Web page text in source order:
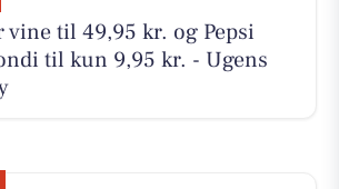
vine til 49,95 kr. og Pepsi
til kun 9,95 kr. - Ugens